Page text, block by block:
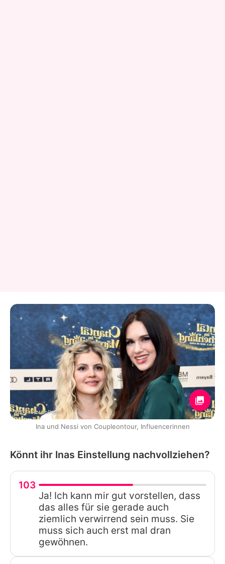
AEDT / ActionPress
Ina und Nessi von Coupleontour, Influencerinnen
Könnt ihr Inas Einstellung nachvollziehen?
103
Ja! Ich kann mir gut vorstellen, dass
das alles für sie gerade auch
ziemlich verwirrend sein muss. Sie
muss sich auch erst mal dran
gewöhnen.